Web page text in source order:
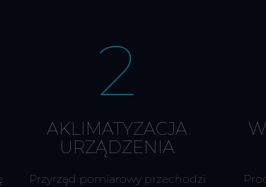
2
AKLIMATYZACJA
URZĄDZENIA
Przyrząd pomiarowy przechodzi